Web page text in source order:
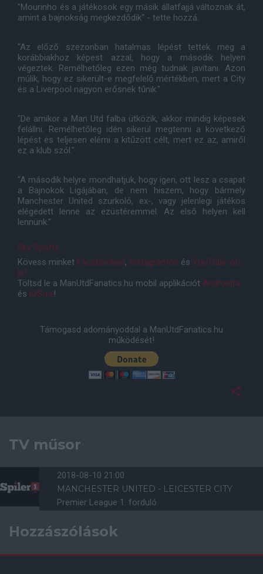
"Mourinho és a játékosok egy másik állatfajjá változnak át,
amint a bajnokság megkezdődik" - tette hozzá.
"Az előző szezonban hatalmas lépést tettek meg a
korábbiakhoz képest azzal, hogy a második helyen
végeztek. Remélhetőleg ezen még tudnak javítani. Azon
múlik, hogy ez sikerült-e megfelelő mértékben, mert a City
és a Liverpool nagyon erősnek tűnik."
"De amikor a Man Utd falba ütközik, akkor mindig képesek
felállni. Remélhetőleg idén sikerül megtenni a következő
lépést és teljesen elérni a kitűzött célt, mert ez az, amiről
ez a klub szól."
"A második helyre mondhatjuk, hogy igen, ott lesz a csapat
a Bajnokok Ligájában, de nem hiszem, hogy bármely
Manchester United szurkoló, ex-, vagy jelenlegi játékos
elégedett lenne az ezüstéremmel. Az első helyen kell
lennünk."
Sky Sports
Kövess minket Facebookon, Instagramon és YouTube-on
is!
Töltsd le a ManUtdFanatics.hu mobil applikációt Androidra
és iOS-re!
Támogasd adományoddal a ManUtdFanatics.hu
működését!
TV műsor
2018-08-10 21:00
MANCHESTER UNITED - LEICESTER CITY
Premier League 1. forduló
Hozzászólások